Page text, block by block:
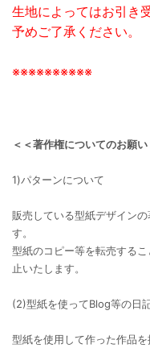
生地によってはお引き
予めご了承ください。
※※※※※※※※※※
＜＜著作権についてのお願い
1)パターンについて
販売している型紙デザイン
す。
型紙のコピー等を転売する
止いたします。
(2)型紙を使ってBlog等の日
型紙を使用して作った作品